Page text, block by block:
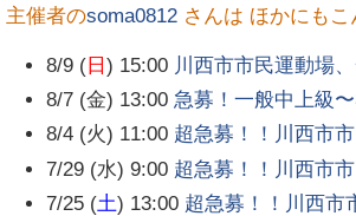
主催者のsoma0812 さんは ほかにも
8/9 (日 ) 15:00 川西市市民運動場
8/7 (金) 13:00 急募！一般中上級
8/4 (火) 11:00 超急募！！川西市
7/29 (水) 9:00 超急募！！川西市
7/25 (土) 13:00 超急募！！川西市